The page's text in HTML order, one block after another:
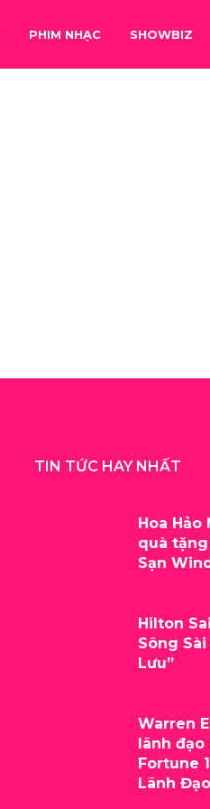
PHIM NHẠC SHOWBIZ
TIN TỨC HAY NHẤT
Hoa
quà
Sạn
Hilton
Sông
Lưu”
Warren
lãnh đạo
Fortune
Lãnh